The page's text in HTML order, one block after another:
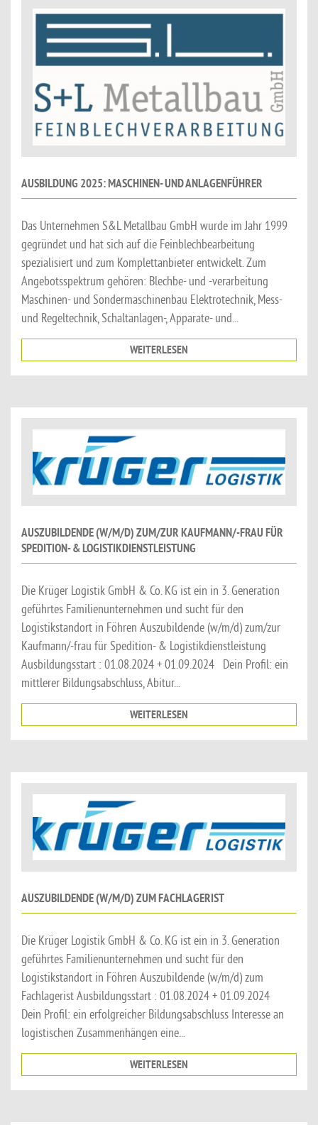
AUSBILDUNG 2025: MASCHINEN- UND ANLAGENFÜHRER
Das Unternehmen S&L Metallbau GmbH wurde im Jahr 1999
gegründet und hat sich auf die Feinblechbearbeitung
spezialisiert und zum Komplettanbieter entwickelt. Zum
Angebotsspektrum gehören: Blechbe- und -verarbeitung
Maschinen- und Sondermaschinenbau Elektrotechnik, Mess-
und Regeltechnik, Schaltanlagen-, Apparate- und...
WEITERLESEN
AUSZUBILDENDE (W/M/D) ZUM/ZUR KAUFMANN/-FRAU FÜR
SPEDITION- & LOGISTIKDIENSTLEISTUNG
Die Krüger Logistik GmbH & Co. KG ist ein in 3. Generation
geführtes Familienunternehmen und sucht für den
Logistikstandort in Föhren Auszubildende (w/m/d) zum/zur
Kaufmann/-frau für Spedition- & Logistikdienstleistung
Ausbildungsstart : 01.08.2024 + 01.09.2024 Dein Profil: ein
mittlerer Bildungsabschluss, Abitur...
WEITERLESEN
AUSZUBILDENDE (W/M/D) ZUM FACHLAGERIST
Die Krüger Logistik GmbH & Co. KG ist ein in 3. Generation
geführtes Familienunternehmen und sucht für den
Logistikstandort in Föhren Auszubildende (w/m/d) zum
Fachlagerist Ausbildungsstart : 01.08.2024 + 01.09.2024
Dein Profil: ein erfolgreicher Bildungsabschluss Interesse an
logistischen Zusammenhängen eine...
WEITERLESEN